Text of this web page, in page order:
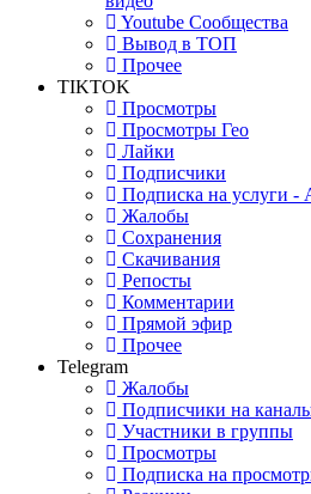
Youtube Сообщества
Вывод в ТОП
Прочее
TIKTOK
Просмотры
Просмотры Гео
Лайки
Подписчики
Подписка на услуги -
Жалобы
Сохранения
Скачивания
Репосты
Комментарии
Прямой эфир
Прочее
Telegram
Жалобы
Подписчики на
Участники в группы
Просмотры
Подписка на